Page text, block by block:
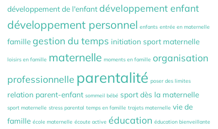
développement de l'enfant développement enfant
développement personnel enfants entrée en maternelle
famille gestion du temps initiation sport maternelle
loisirs en famille maternelle moments en famille organisation
professionnelle parentalité poser des limites
relation parent-enfant sommeil bébé sport dès la maternelle
sport maternelle stress parental temps en famille trajets maternelle vie de
famille école maternelle écoute active éducation éducation bienveillante